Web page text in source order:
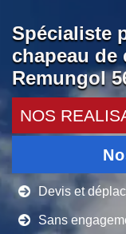
Spécialiste
chapeau de
Remungol
NOS
Devis et
Sans